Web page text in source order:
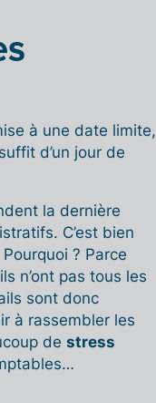
à une date limite,
d’un jour de
la dernière
C’est bien
? Parce
n’ont pas tous les
sont donc
à rassembler les
de stress